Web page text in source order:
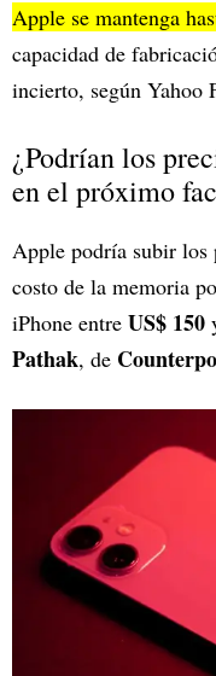
Apple se mantenga
capacidad de
incierto, según Yahoo
¿Podrían los
en el próximo
Apple podría subir los
costo de la memoria
iPhone entre US$ 150
Pathak, de